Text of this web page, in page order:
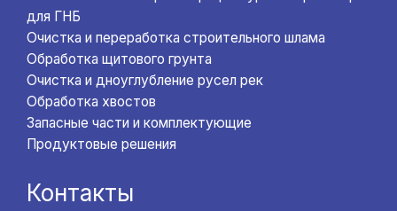
для ГНБ
Очистка и переработка строительного шлама
Обработка щитового грунта
Очистка и дноуглубление русел рек
Обработка хвостов
Запасные части и комплектующие
Продуктовые решения
Контакты